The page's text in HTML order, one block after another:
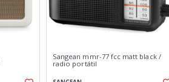
Sangean mmr-77 fcc matt black /
radio portátil